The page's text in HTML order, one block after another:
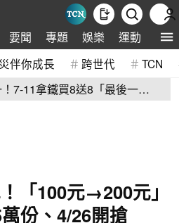
要聞 專題 娛樂 運動 全球
伴你成長 跨世代 TCN
7-11拿鐵買8送8「最後一
「100元→200元」
份、4/26開搶